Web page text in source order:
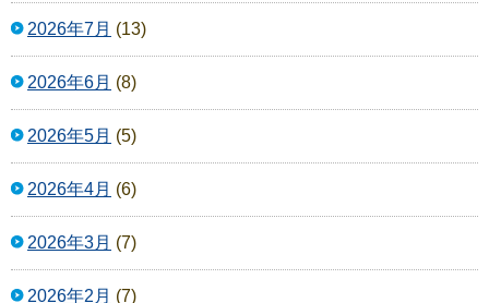
2026年7月 (13)
2026年6月 (8)
2026年5月 (5)
2026年4月 (6)
2026年3月 (7)
2026年2月 (7)